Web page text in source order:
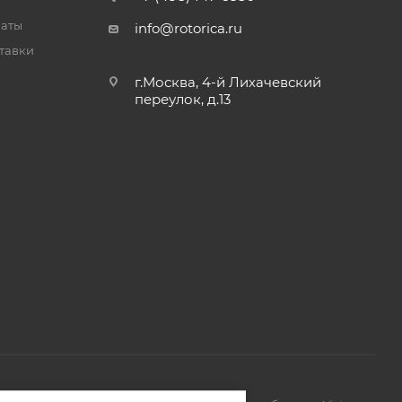
info@rotorica.ru
г.Москва, 4-й Лихачевский
переулок, д.13